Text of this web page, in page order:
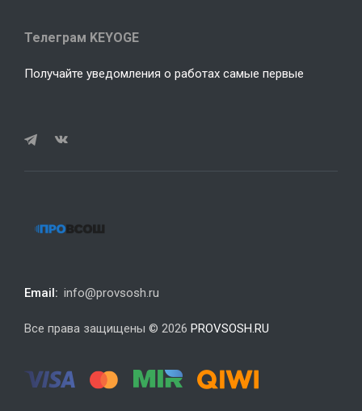
Телеграм KEYOGE
Получайте уведомления о работах самые первые
Email: info@provsosh.ru
Все права защищены © 2026 PROVSOSH.RU